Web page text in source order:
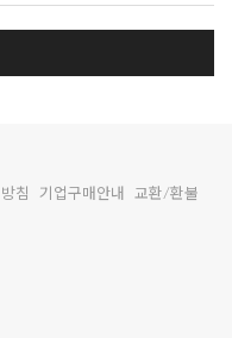
침 기업구매안내
교환/환불